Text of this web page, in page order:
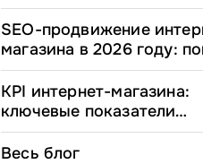
полное руководство
commerce директоров
SEO-продвижение
магазина в 2026 году:
стратегия
KPI интернет-магазина:
ключевые показатели
эффективности и
расчета
Весь блог